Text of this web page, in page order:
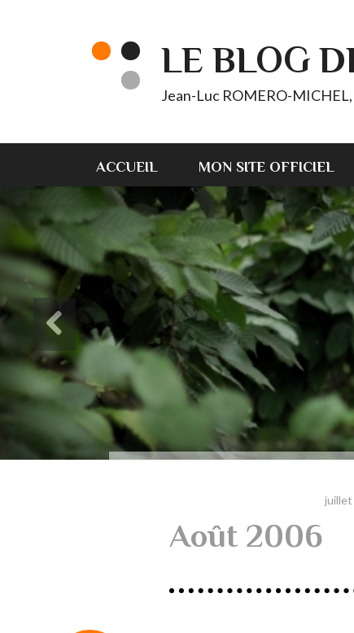
LE BLOG
Jean-Luc ROMERO-
ACCUEIL MON SITE OFFICIEL
juillet
Août 2006